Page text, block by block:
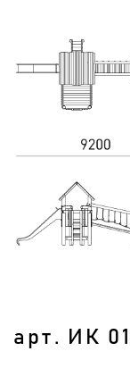
арт. ИК